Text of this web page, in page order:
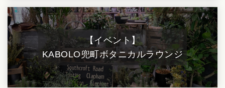
【イベント】
KABOLO兜町ボタニカルラウンジ